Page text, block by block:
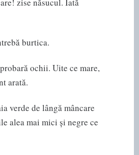
burtica.
ochii. Uite ce mare,
arată.
verde de lângă mâncare
alea mai mici și negre ce